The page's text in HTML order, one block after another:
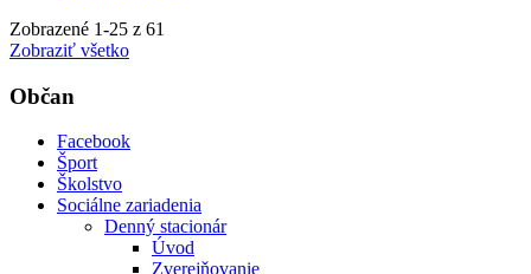
Zobrazené 1-25 z 61
Zobraziť všetko
Občan
Facebook
Šport
Školstvo
Sociálne zariadenia
Denný stacionár
Úvod
Zverejňovanie